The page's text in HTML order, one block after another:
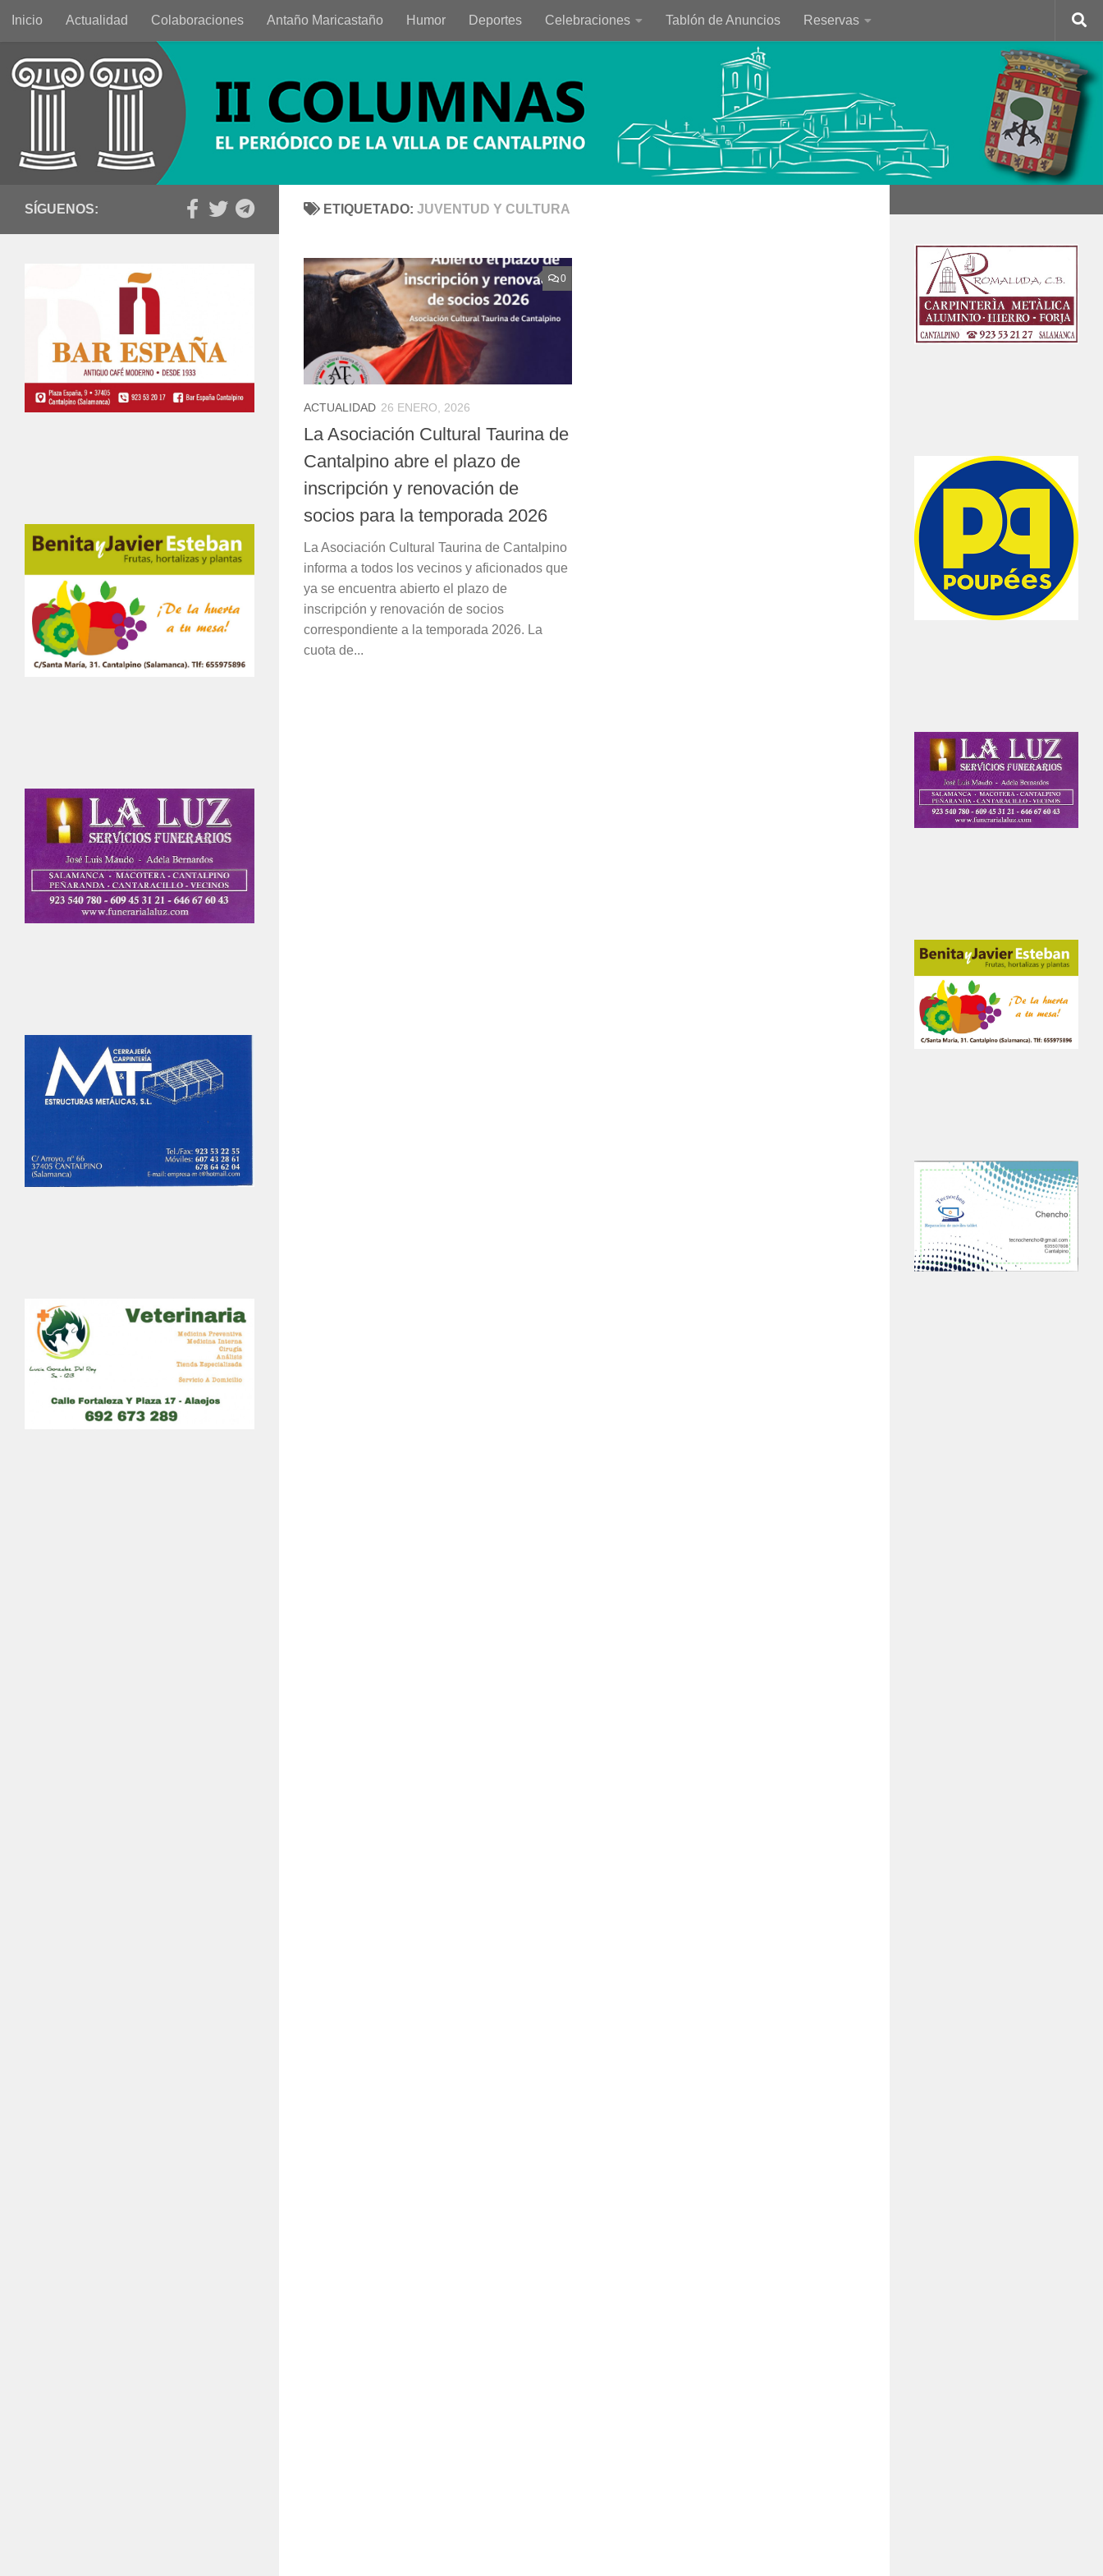
Saltar al contenido
Inicio Actualidad Colaboraciones Antaño Maricastaño Humor Deportes Celebraciones Tablón de Anuncios Reservas
ETIQUETADO: JUVENTUD Y CULTURA
0
ACTUALIDAD 26 ENERO, 2026
La Asociación Cultural Taurina de
Cantalpino abre el plazo de
inscripción y renovación de
socios para la temporada 2026
La Asociación Cultural Taurina de Cantalpino
informa a todos los vecinos y aficionados que
ya se encuentra abierto el plazo de
inscripción y renovación de socios
correspondiente a la temporada 2026. La
cuota de...
SÍGUENOS: